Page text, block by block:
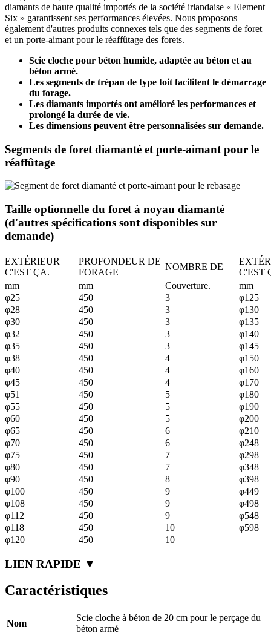
diamants de haute qualité importés de la société irlandaise « Element
Six » garantissent ses performances élevées. Nous proposons
également d'autres produits connexes tels que des segments de foret
et un porte-aimant pour le réaffûtage des forets.
Scie cloche pour béton humide, adaptée au béton et au
béton armé.
Les segments de trépan de type toit facilitent le démarrage
du forage.
Les diamants importés ont amélioré les performances et
prolongé la durée de vie.
Les dimensions peuvent être personnalisées sur demande.
Segments de foret diamanté et porte-aimant pour le
réaffûtage
Taille optionnelle du foret à noyau diamanté
(d'autres spécifications sont disponibles sur
demande)
EXTÉRIEUR
C'EST ÇA.
PROFONDEUR DE
FORAGE
NOMBRE DE
C'EST
mm
mm Couverture.
mm
φ25
450 3
φ125
φ28
450 3
φ130
φ30
450 3
φ135
φ32
450 3
φ140
φ35
450 3
φ145
φ38
450 4
φ150
φ40
450 4
φ160
φ45
450 4
φ170
φ51
450 5
φ180
φ55
450 5
φ190
φ60
450 5
φ200
φ65
450 6
φ210
φ70
450 6
φ248
φ75
450 7
φ298
φ80
450 7
φ348
φ90
450 8
φ398
φ100
450 9
φ449
φ108
450 9
φ498
φ112
450 9
φ548
φ118
450 10
φ598
φ120
450 10
LIEN RAPIDE ▼
Caractéristiques
Nom
Scie cloche à béton de 20 cm pour le perçage du
béton armé